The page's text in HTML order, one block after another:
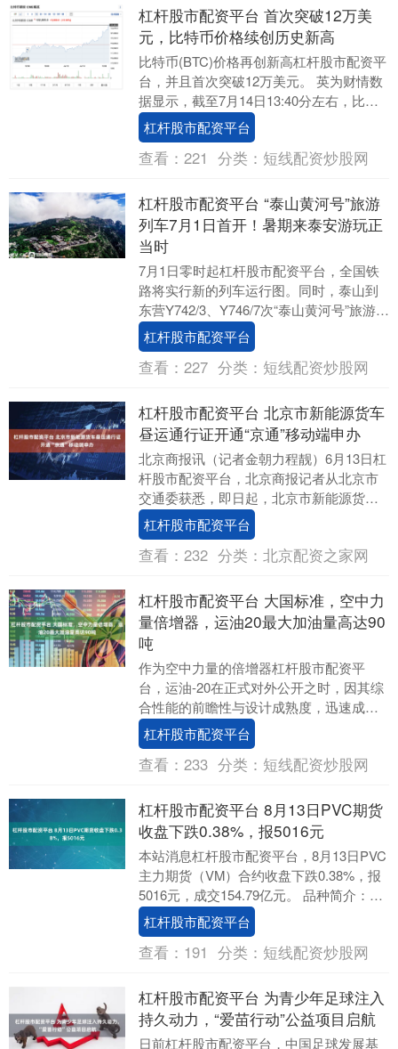
杠杆股市配资平台 首次突破12万美
元，比特币价格续创历史新高
比特币(BTC)价格再创新高杠杆股市配资平
台，并且首次突破12万美元。 英为财情数
据显示，截至7月14日13:40分左右，比特
币期货价格接近12.27万美元，比....
杠杆股市配资平台
查看： 221 分类： 短线配资炒股网
杠杆股市配资平台 “泰山黄河号”旅游
列车7月1日首开！暑期来泰安游玩正
当时
7月1日零时起杠杆股市配资平台，全国铁
路将实行新的列车运行图。同时，泰山到
东营Y742/3、Y746/7次“泰山黄河号”旅游列
车正式开通！全程票价41.50元。....
杠杆股市配资平台
查看： 227 分类： 短线配资炒股网
杠杆股市配资平台 北京市新能源货车
昼运通行证开通“京通”移动端申办
北京商报讯（记者金朝力程靓）6月13日杠
杆股市配资平台，北京商报记者从北京市
交通委获悉，即日起，北京市新能源货车
昼运通行证申办服务正式进驻京通平台移
动端，面向企....
杠杆股市配资平台
查看： 232 分类： 北京配资之家网
杠杆股市配资平台 大国标准，空中力
量倍增器，运油20最大加油量高达90
吨
作为空中力量的倍增器杠杆股市配资平
台，运油-20在正式对外公开之时，因其综
合性能的前瞻性与设计成熟度，迅速成为
海内外军事圈与航空工业界广泛关注的焦
点。放眼全球，....
杠杆股市配资平台
查看： 233 分类： 短线配资炒股网
杠杆股市配资平台 8月13日PVC期货
收盘下跌0.38%，报5016元
本站消息杠杆股市配资平台，8月13日PVC
主力期货（VM）合约收盘下跌0.38%，报
5016元，成交154.79亿元。 品种简介：
PVC期货是在期货交易所上市交....
杠杆股市配资平台
查看： 191 分类： 短线配资炒股网
杠杆股市配资平台 为青少年足球注入
持久动力，“爱苗行动”公益项目启航
日前杠杆股市配资平台，中国足球发展基